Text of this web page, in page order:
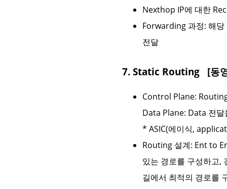
Nexthop IP에 대한
Forwarding 과정: 해
전달
7. Static Routing [동
Control Plane:
Data Plane: Data 전달
* ASIC(에이식,
Routing 설계: Ent to
있는 경로를 구성하고,
길에서 최적의 경로를